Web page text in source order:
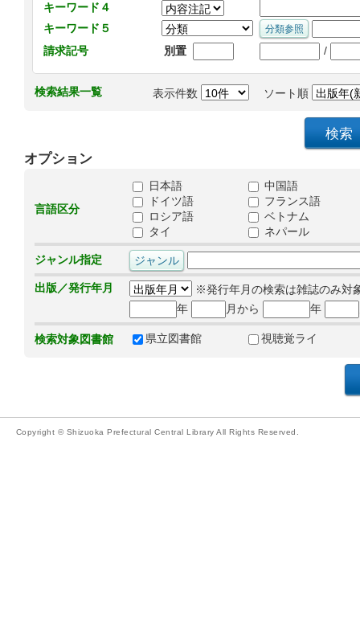
キーワード４
キーワード５
請求記号
別置 /
検索結果一覧 表示件数 ソート順
オプション
言語区分
日本語
中国語
ドイツ語
フランス語
ロシア語
ベトナム
タイ
ネパール
ジャンル指定
出版／発行年月
※発行年月の検索は雑誌のみ対
年
月から 年
検索対象図書館 県立図書館 視聴覚ライ
Copyright © Shizuoka Prefectural Central Library All Rights Reserved.